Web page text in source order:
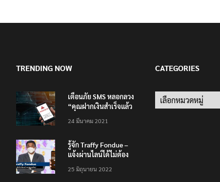
TRENDING NOW
เตือนภัย SMS หลอกลวง
“คุณฝากเงินสำเร็จแล้ว
200,000 บาท”
24 มีนาคม 2021
รู้จัก Traffy Fondue –
แจ้งผ่านไลน์ได้ไม่ต้อง
ทั่วไทย ไม่ใช่แค่ในกรุง
25 มิถุนายน 2022
CATEGORIES
Categories